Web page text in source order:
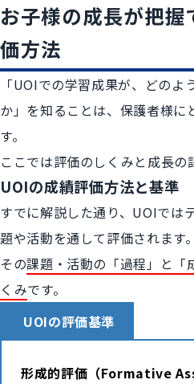
お子様の成長が把
価方法
「UOIでの学習成果が、どの
か」を知ることは、保護者様に
す。
ここでは評価のしくみと成長の
UOIの成績評価方法と基準
すでに解説した通り、UOIでは
題や活動を通して評価されます。
その課題・活動の「過程」と「
くみです。
UOIの評価基準
形成的評価（Formative